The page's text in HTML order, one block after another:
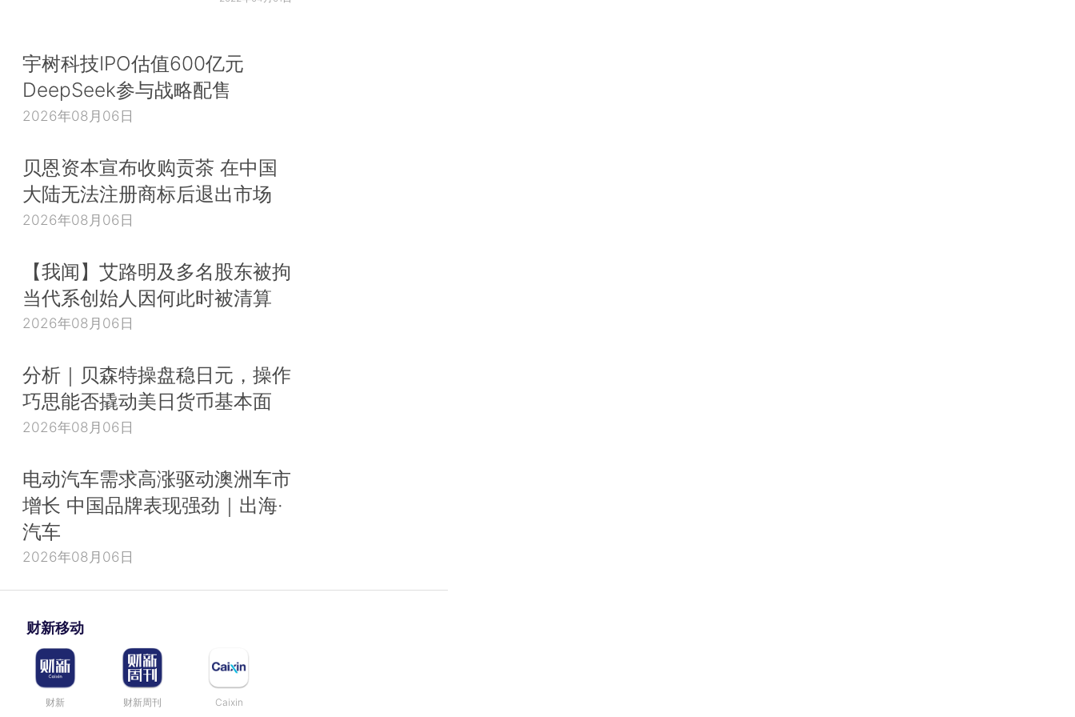
宇树科技IPO估值600亿元
DeepSeek参与战略配售
2026年08月06日
贝恩资本宣布收购贡茶 在中国
大陆无法注册商标后退出市场
2026年08月06日
【我闻】艾路明及多名股东被拘
当代系创始人因何此时被清算
2026年08月06日
分析｜贝森特操盘稳日元，操作
巧思能否撬动美日货币基本面
2026年08月06日
电动汽车需求高涨驱动澳洲车市
增长 中国品牌表现强劲｜出海·
汽车
2026年08月06日
财新移动
财新 财新周刊 Caixin